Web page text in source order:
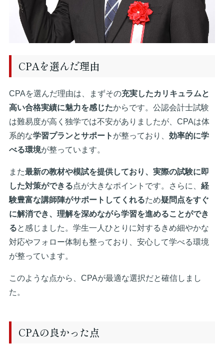
CPAを選んだ理由
CPAを選んだ理由は、まずその充実したカリキュラムと
高い合格実績に魅力を感じたからです。公認会計士試験
は難易度が高く独学では不安がありましたが、CPAは体
系的な学習プランとサポート が整っており、 効率的に学
べる環境が整っています。
また最新の教材や模試を提供しており、実際の試験に即
した対策ができる点が大きなポイントです。さらに、 経
験豊富な講師陣がサポートしてくれるため疑問点をすぐ
に解消でき、理解を深めながら学習を進めることができ
ると感じました。学生一人ひとりに対するきめ細やかな
対応やフォロー体制も整っており、安心して学べる環境
が整っています。
このような点から、CPAが最適な選択だと確信しまし
た。
CPAの良かった点